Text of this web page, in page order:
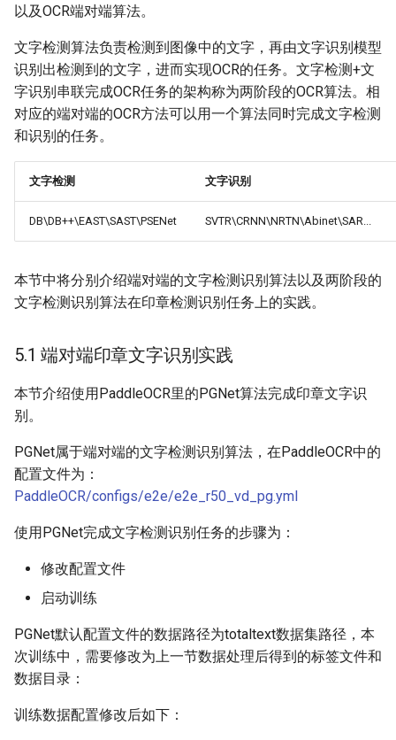
以及OCR端对端算法。
文字检测算法负责检测到图像中的文字，再由文字识别模型
识别出检测到的文字，进而实现OCR的任务。文字检测+文
字识别串联完成OCR任务的架构称为两阶段的OCR算法。相
对应的端对端的OCR方法可以用一个算法同时完成文字检测
和识别的任务。
文字检测 文字识别
DB\DB++\EAST\SAST\PSENet SVTR\CRNN\NRTN\Abinet\SAR...
本节中将分别介绍端对端的文字检测识别算法以及两阶段的
文字检测识别算法在印章检测识别任务上的实践。
5.1 端对端印章文字识别实践
本节介绍使用PaddleOCR里的PGNet算法完成印章文字识
别。
PGNet属于端对端的文字检测识别算法，在PaddleOCR中的
配置文件为：
PaddleOCR/configs/e2e/e2e_r50_vd_pg.yml
使用PGNet完成文字检测识别任务的步骤为：
修改配置文件
启动训练
PGNet默认配置文件的数据路径为totaltext数据集路径，本
次训练中，需要修改为上一节数据处理后得到的标签文件和
数据目录：
训练数据配置修改后如下：